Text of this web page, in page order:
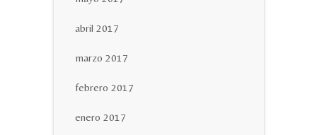
abril 2017
marzo 2017
febrero 2017
enero 2017